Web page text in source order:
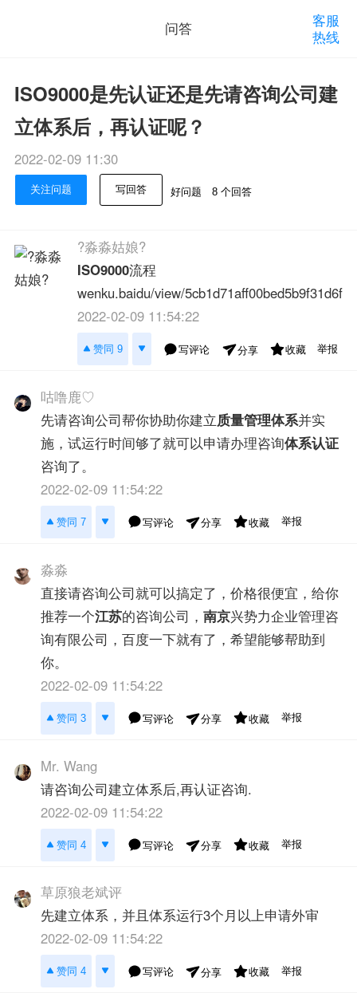
问答
客服
热线
ISO9000是先认证还是先请咨询公司建
立体系后，再认证呢？
2022-02-09 11:30
关注问题 写回答 好问题 8 个回答
?淼淼姑娘?
ISO9000流程
wenku.baidu/view/5cb1d71aff00bed5b9f31d6f
2022-02-09 11:54:22
赞同 9 写评论 分享 收藏 举报
咕噜鹿♡
先请咨询公司帮你协助你建立质量管理体系并实
施，试运行时间够了就可以申请办理咨询体系认证
咨询了。
2022-02-09 11:54:22
赞同 7 写评论 分享 收藏 举报
淼淼
直接请咨询公司就可以搞定了，价格很便宜，给你
推荐一个江苏的咨询公司，南京兴势力企业管理咨
询有限公司，百度一下就有了，希望能够帮助到
你。
2022-02-09 11:54:22
赞同 3 写评论 分享 收藏 举报
Mr. Wang
请咨询公司建立体系后,再认证咨询.
2022-02-09 11:54:22
赞同 4 写评论 分享 收藏 举报
草原狼老斌评
先建立体系，并且体系运行3个月以上申请外审
2022-02-09 11:54:22
赞同 4 写评论 分享 收藏 举报